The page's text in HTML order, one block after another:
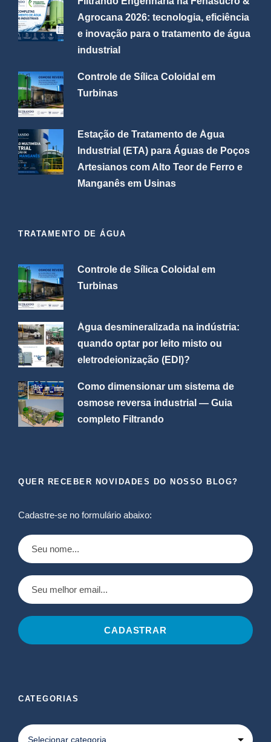
Agrocana 2026: tecnologia, eficiência
e inovação para o tratamento de água
industrial
Controle de Sílica Coloidal em
Turbinas
Estação de Tratamento de Água
Industrial (ETA) para Águas de Poços
Artesianos com Alto Teor de Ferro e
Manganês em Usinas
TRATAMENTO DE ÁGUA
Controle de Sílica Coloidal em
Turbinas
Água desmineralizada na indústria:
quando optar por leito misto ou
eletrodeionização (EDI)?
Como dimensionar um sistema de
osmose reversa industrial — Guia
completo Filtrando
QUER RECEBER NOVIDADES DO NOSSO BLOG?
Cadastre-se no formulário abaixo:
CATEGORIAS